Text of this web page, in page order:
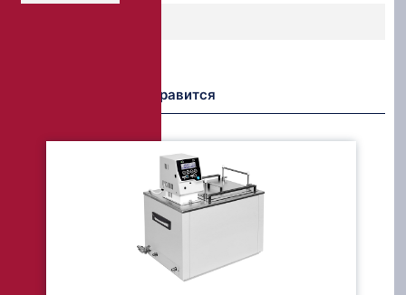
Возможно Вам понравится